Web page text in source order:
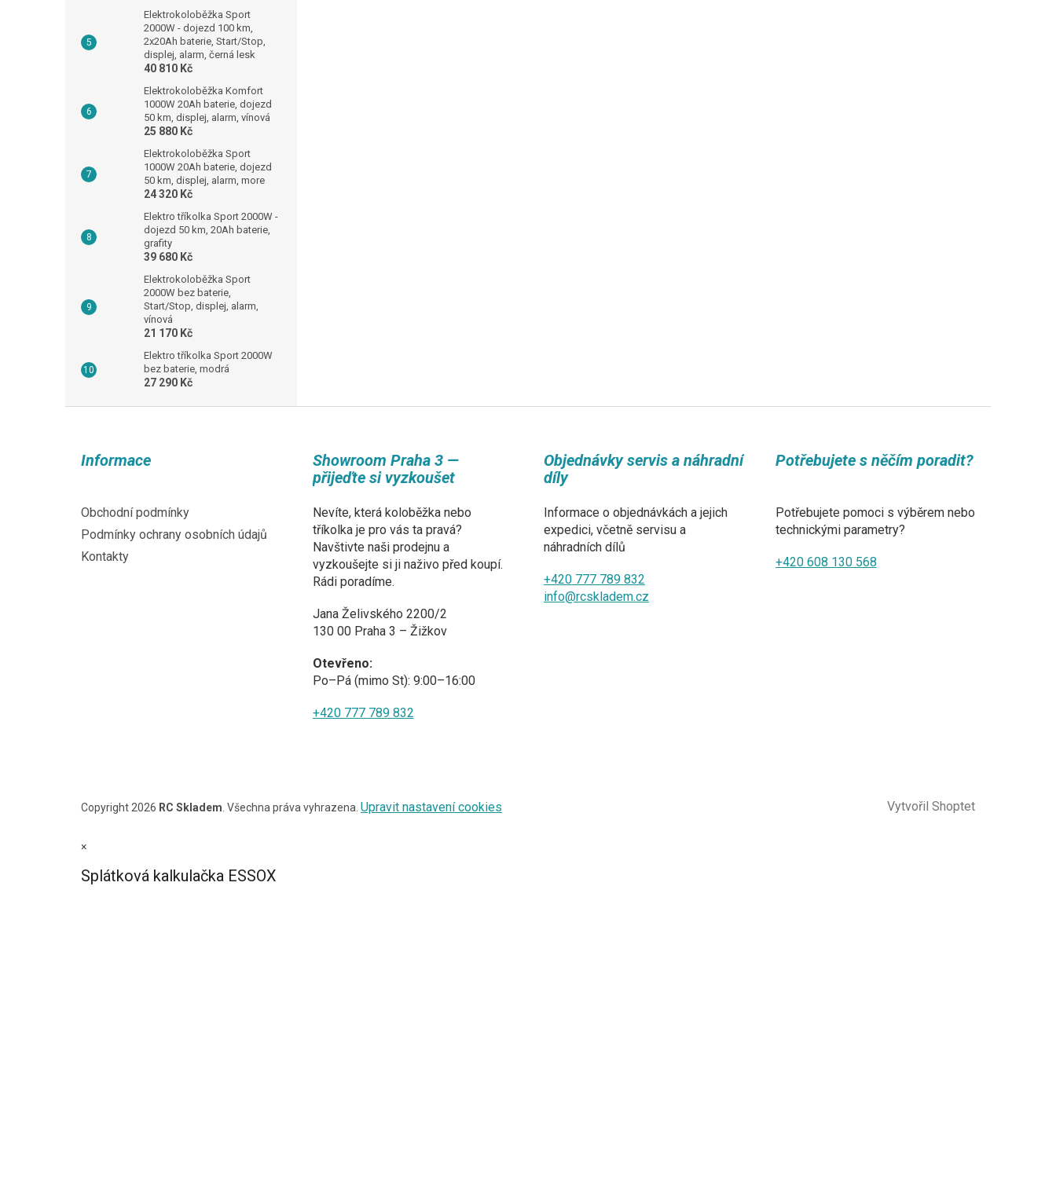
Elektrokoloběžka Sport
2000W - dojezd 100 km,
2x20Ah baterie, Start/Stop,
displej, alarm, černá lesk
40 810 Kč
Elektrokoloběžka Komfort
1000W 20Ah baterie, dojezd
50 km, displej, alarm, vínová
25 880 Kč
Elektrokoloběžka Sport
1000W 20Ah baterie, dojezd
50 km, displej, alarm, more
24 320 Kč
Elektro tříkolka Sport 2000W -
dojezd 50 km, 20Ah baterie,
grafity
39 680 Kč
Elektrokoloběžka Sport
2000W bez baterie,
Start/Stop, displej, alarm,
vínová
21 170 Kč
Elektro tříkolka Sport 2000W
bez baterie, modrá
27 290 Kč
Informace
Obchodní podmínky
Podmínky ochrany osobních údajů
Kontakty
Showroom Praha 3 —
přijeďte si vyzkoušet
Nevíte, která koloběžka nebo
tříkolka je pro vás ta pravá?
Navštivte naši prodejnu a
vyzkoušejte si ji naživo před koupí.
Rádi poradíme.
Jana Želivského 2200/2
130 00 Praha 3 – Žižkov
Otevřeno:
Po–Pá (mimo St): 9:00–16:00
+420 777 789 832
Objednávky servis a náhradní
díly
Informace o objednávkách a jejich
expedici, včetně servisu a
náhradních dílů
+420 777 789 832
info@rcskladem.cz
Potřebujete s něčím poradit?
Potřebujete pomoci s výběrem nebo
technickými parametry?
+420 608 130 568
Vytvořil Shoptet
Copyright 2026 RC Skladem . Všechna práva vyhrazena. Upravit nastavení cookies
×
Splátková kalkulačka ESSOX